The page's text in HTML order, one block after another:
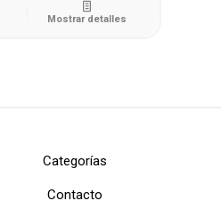
Mostrar detalles
Categorías
Contacto